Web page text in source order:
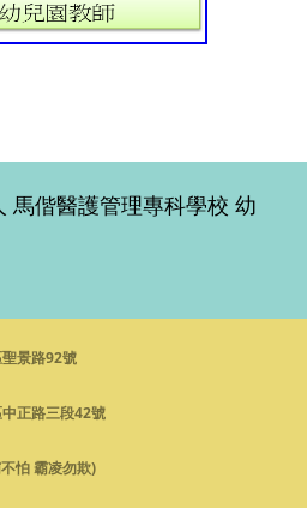
馬偕醫護管理專科學校幼
景路92號
正路三段42號
怕 霸凌勿欺)